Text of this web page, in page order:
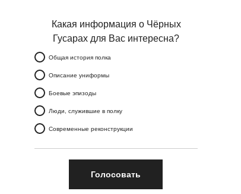
Какая информация о Чёрных
Гусарах для Вас интересна?
Общая история полка
Описание униформы
Боевые эпизоды
Люди, служившие в полку
Современные реконструкции